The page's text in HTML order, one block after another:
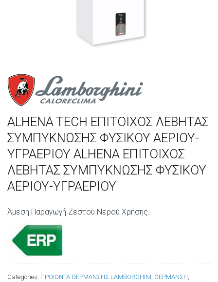
ALHENA TECH ΕΠΙΤΟΙΧΟΣ ΛΕΒΗΤΑΣ
ΣΥΜΠΥΚΝΩΣΗΣ ΦΥΣΙΚΟΥ ΑΕΡΙΟΥ-
ΥΓΡΑΕΡΙΟΥ ALHENA ΕΠΙΤΟΙΧΟΣ
ΛΕΒΗΤΑΣ ΣΥΜΠΥΚΝΩΣΗΣ ΦΥΣΙΚΟΥ
ΑΕΡΙΟΥ-ΥΓΡΑΕΡΙΟΥ
Άμεση Παραγωγή Ζεστού Νερού Χρήσης.
Categories: ΠΡΟΪΟΝΤΑ ΘΕΡΜΑΝΣΗΣ LAMBORGHINI ΘΕΡΜΑΝΣΗ